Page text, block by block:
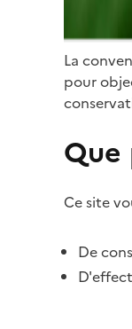
La
pour
Que
Ce site
De